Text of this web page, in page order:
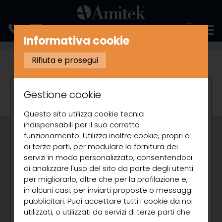
PREPARAZIONE TAGLIAVERDURA
Informativa cookie
Rifiuta e prosegui
Gestione cookie
Questo sito utilizza cookie tecnici
indispensabili per il suo corretto
funzionamento. Utilizza inoltre cookie, propri o
di terze parti, per modulare la fornitura dei
servizi in modo personalizzato, consentendoci
di analizzare l'uso del sito da parte degli utenti
per migliorarlo, oltre che per la profilazione e,
in alcuni casi, per inviarti proposte o messaggi
pubblicitari. Puoi accettare tutti i cookie da noi
utilizzati, o utilizzati da servizi di terze parti che